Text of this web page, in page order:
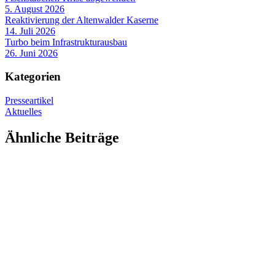
5. August 2026
Reaktivierung der Altenwalder Kaserne
14. Juli 2026
Turbo beim Infrastrukturausbau
26. Juni 2026
Kategorien
Presseartikel
Aktuelles
Ähnliche Beiträge